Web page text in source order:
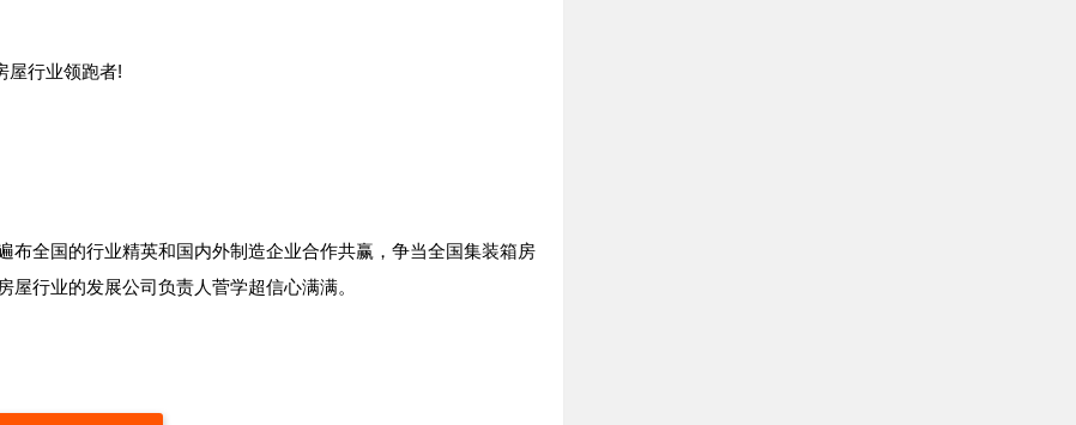
布全国的行业精英和国内外制造企业合作共赢，争当全国集装箱房
屋行业的发展公司负责人菅学超信心满满。